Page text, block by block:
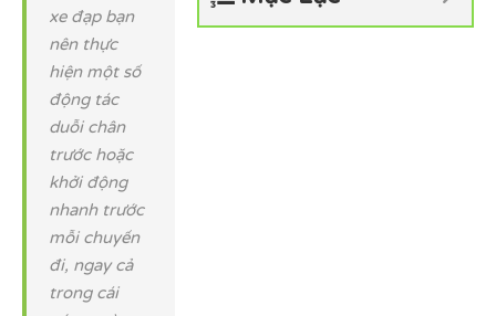
xe đạp bạn
nên thực
hiện một số
động tác
duỗi chân
trước hoặc
khởi động
nhanh trước
mỗi chuyến
đi, ngay cả
trong cái